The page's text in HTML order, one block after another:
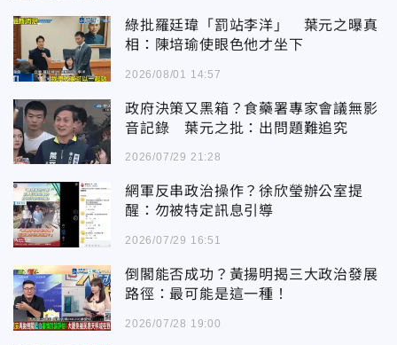
綠批羅廷瑋「罰站李洋」 葉元之曝真
相：陳培瑜使眼色他才坐下
2026/08/01 14:57
政府決策又黑箱？食藥署專家會議無影
音記錄 葉元之批：出問題難追究
2026/07/29 21:28
網軍反串政治操作？徐欣瑩辦公室提
醒：勿被特定訊息引導
2026/07/29 16:51
倒閣能否成功？黃揚明揭三大政治發展
路徑：最可能是這一種！
2026/07/28 19:00